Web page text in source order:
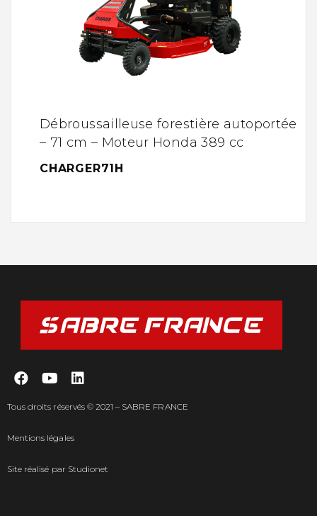
Débroussailleuse forestière autoportée
– 71 cm – Moteur Honda 389 cc
CHARGER71H
Tous droits réservés © 2021 – SABRE FRANCE
Mentions légales
Site réalisé par Studionet